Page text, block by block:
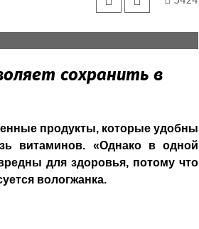
сохранить в
продукты, которые удобны
витаминов. «Однако в одной
для здоровья, потому что
вологжанка.